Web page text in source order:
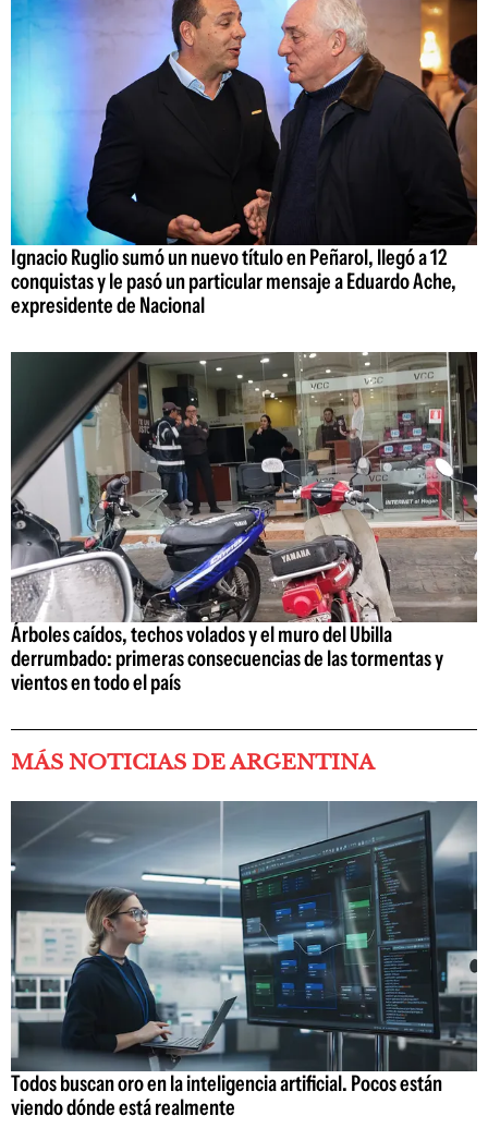
Ignacio Ruglio sumó un nuevo título en Peñarol, llegó a 12
conquistas y le pasó un particular mensaje a Eduardo Ache,
expresidente de Nacional
Árboles caídos, techos volados y el muro del Ubilla
derrumbado: primeras consecuencias de las tormentas y
vientos en todo el país
MÁS NOTICIAS DE ARGENTINA
Todos buscan oro en la inteligencia artificial. Pocos están
viendo dónde está realmente